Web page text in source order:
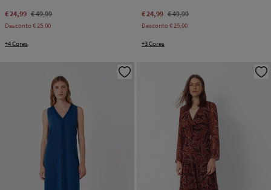
€ 24,99 € 49,99
Desconto€ 25,00
+4 Cores
€ 24,99 € 49,99
Desconto€ 25,00
+3 Cores